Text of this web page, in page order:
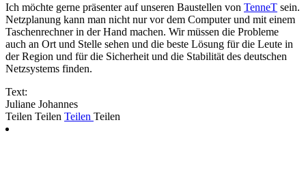
Ich möchte gerne präsenter auf unseren Baustellen von TenneT sein.
Netzplanung kann man nicht nur vor dem Computer und mit einem
Taschenrechner in der Hand machen. Wir müssen die Probleme
auch an Ort und Stelle sehen und die beste Lösung für die Leute in
der Region und für die Sicherheit und die Stabilität des deutschen
Netzsystems finden.
Text:
Juliane Johannes
Teilen Teilen Teilen Teilen